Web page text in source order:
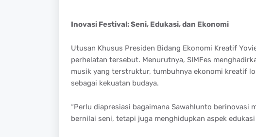
Inovasi Festival: Seni, Edukasi, dan Ekonomi
Utusan Khusus Presiden Bidang Ekonomi Kreatif
perhelatan tersebut. Menurutnya, SIMFes
musik yang terstruktur, tumbuhnya ekonomi kreatif
sebagai kekuatan budaya.
“Perlu diapresiasi bagaimana Sawahlunto berinovasi
bernilai seni, tetapi juga menghidupkan aspek